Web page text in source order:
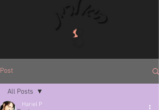
Post
All Posts
Hariel P